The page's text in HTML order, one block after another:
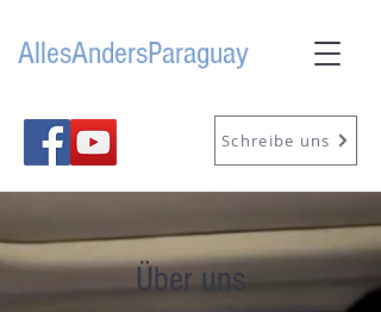
AllesAndersParaguay
Schreibe uns
Über uns